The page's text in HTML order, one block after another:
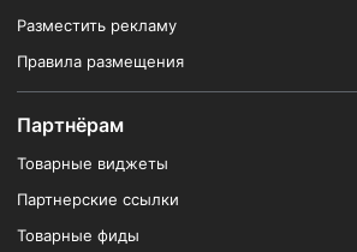
Разместить рекламу
Правила размещения
Партнёрам
Товарные виджеты
Партнерские ссылки
Товарные фиды